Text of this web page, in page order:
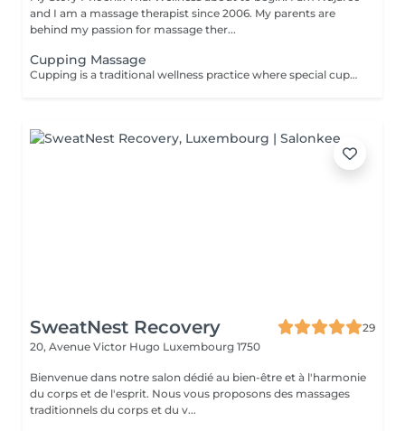
and I am a massage therapist since 2006. My parents are
behind my passion for massage ther...
Cupping Massage
Cupping is a traditional wellness practice where special cups are placed on the skin for a few minutes to create a gentle suction. This technique is designed to help release tension, promote deep relaxation, and enhance overall well-being, serving as a wonderful complement to a deep-tissue massage experience.
SweatNest Recovery
29
20, Avenue Victor Hugo Luxembourg 1750
Bienvenue dans notre salon dédié au bien-être et à l'harmonie
du corps et de l'esprit. Nous vous proposons des massages
traditionnels du corps et du v...